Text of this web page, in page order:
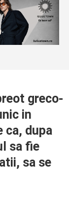
greco-
in
ca, dupa
sa fie
sa se